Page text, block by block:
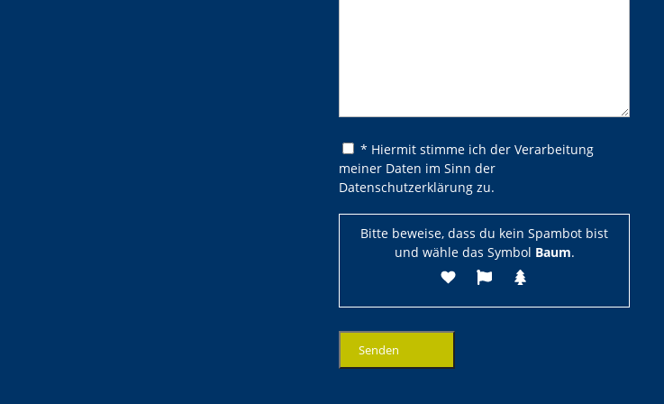
Bitte lasse dieses Feld leer.
Bitte lasse dieses Feld leer.
* Hiermit stimme ich der Verarbeitung
meiner Daten im Sinn der
Datenschutzerklärung zu.
Bitte beweise, dass du kein Spambot bist
und wähle das Symbol Baum.